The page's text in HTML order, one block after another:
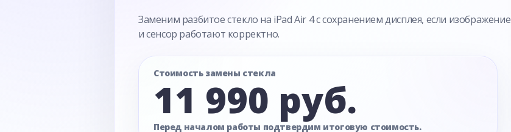
Заменим разбитое стекло на iPad Air 4 с сохранением дисплея, если изображение
и сенсор работают корректно.
Стоимость замены стекла
11 990 руб.
Перед началом работы подтвердим итоговую стоимость.